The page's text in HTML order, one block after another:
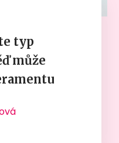
typ
může